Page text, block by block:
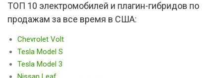
ТОП 10 электромобилей и плагин-гибридов по
продажам за все время в США:
Chevrolet Volt
Tesla Model S
Tesla Model 3